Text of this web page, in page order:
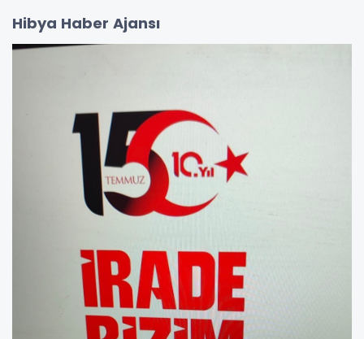
Hibya Haber Ajansı